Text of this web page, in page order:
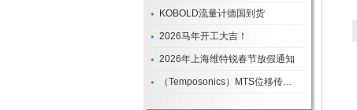
KOBOLD流量计德国到货
2026马年开工大吉！
2026年上海维特锐春节放假通知
（Temposonics）MTS位移传感器现货库存型号